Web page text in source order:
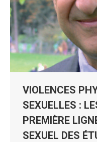
VIOLENCES
SEXUELLES :
PREMIÈRE
SEXUEL DES